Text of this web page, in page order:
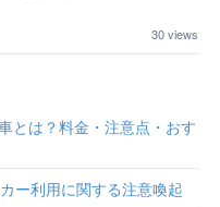
30 views
とは？料金・注意点・おす
ー利用に関する注意喚起